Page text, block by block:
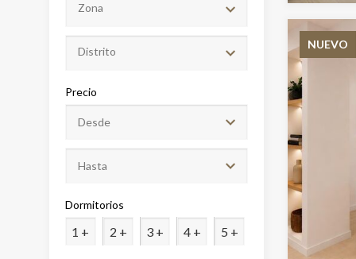
Zona
Distrito
Precio
Dormitorios
1 + 2 + 3 + 4 + 5 +
NUEVO
Este
de la